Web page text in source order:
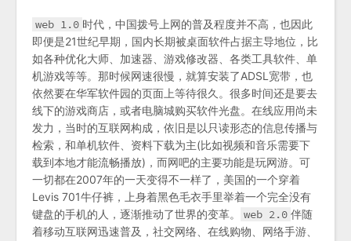
web 1.0 时代，中国拨号上网的普及程度并不高，也因此
即便是21世纪早期，国内长期被桌面软件占据主导地位，比
如各种优化大师、加速器、游戏修改器、各类工具软件、单
机游戏等等。那时候网速很慢，就算安装了ADSL宽带，也
依然要在华军软件园的页面上等待很久。很多时间还是要去
线下的游戏商店，或者电脑城购买软件光盘。在线应用尚未
发力，当时的互联网构成，依旧是以只读形态的信息传播与
检索，和单机软件、资料下载为主(比如视频和音乐需要下
载到本地才能流畅播放)，而网吧的主要功能是玩网游。可
一切都在2007年的一天变得不一样了，美国的一个穿着
Levis 701牛仔裤，上身着黑色毛衣手里举着一个完全没有
键盘的手机的人，逐渐推动了世界的变革。
web 2.0 伴随
着移动互联网迅速普及，社交网络、在线购物、网络手游、